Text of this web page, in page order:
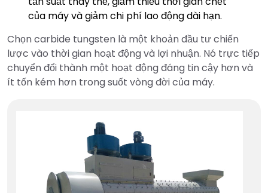
của máy và giảm chi phí lao động dài hạn.
Chọn carbide tungsten là một khoản đầu tư chiến
lược vào thời gian hoạt động và lợi nhuận. Nó trực tiếp
chuyển đổi thành một hoạt động đáng tin cậy hơn và
ít tốn kém hơn trong suốt vòng đời của máy.